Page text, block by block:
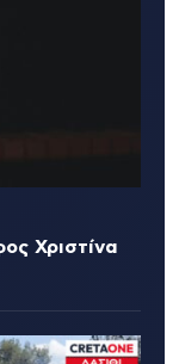
Χριστίνα